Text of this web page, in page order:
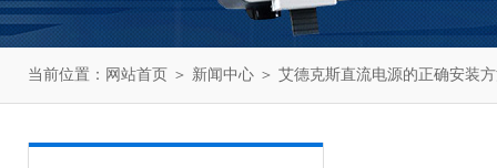
当前位置： 网站首页 ＞ 新闻中心 ＞ 艾德克斯直流电源的正确安装